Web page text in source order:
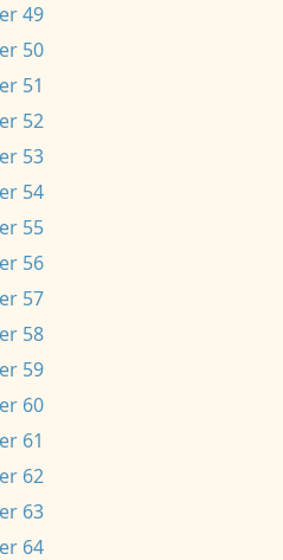
49
50
51
52
53
54
55
56
57
58
59
60
61
62
63
64